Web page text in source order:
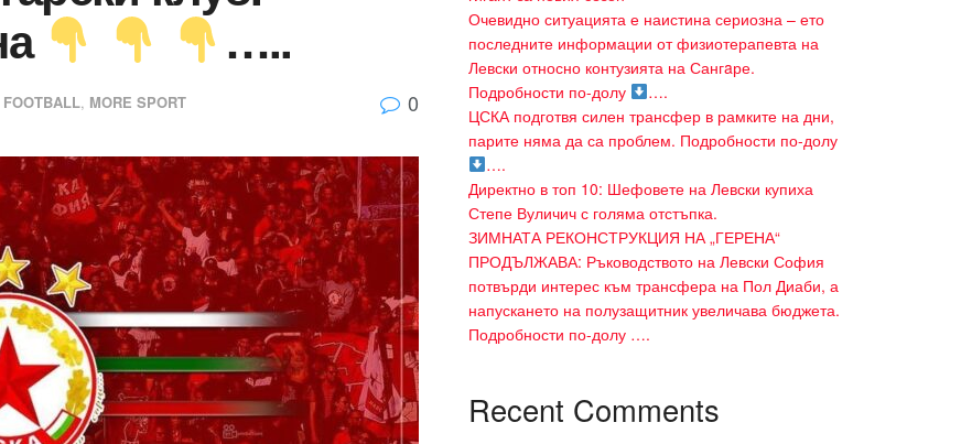
…..
FOOTBALL, MORE SPORT 0
Очевидно ситуацията е наистина сериозна – ето
последните информации от физиотерапевта на
Левски относно контузията на Сангaре.
Подробности по-долу
….
ЦСКА подготвя силен трансфер в рамките на дни,
парите няма да са проблем. Подробности по-долу
….
Директно в топ 10: Шефовете на Левски купиха
Степе Вуличич с голяма отстъпка.
ЗИМНАТА РЕКОНСТРУКЦИЯ НА „ГЕРЕНА“
ПРОДЪЛЖАВА: Ръководството на Левски София
потвърди интерес към трансфера на Пол Диаби, а
напускането на полузащитник увеличава бюджета.
Подробности по-долу ….
Recent Comments